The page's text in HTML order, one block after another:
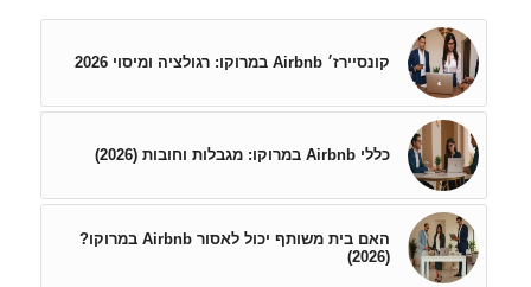
קונסיירז׳ Airbnb במרוקו: רגולציה ומיסוי 2026
כללי Airbnb במרוקו: מגבלות וחובות (2026)
האם בית משותף יכול לאסור Airbnb במרוקו?
(2026)